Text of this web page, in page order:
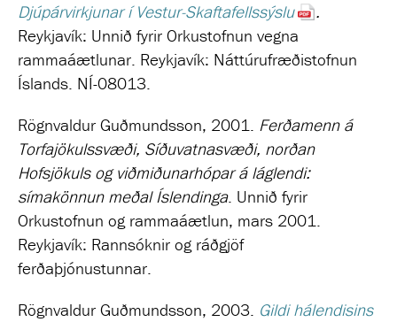
Djúpárvirkjunar í Vestur-Skaftafellssýslu
.
Reykjavík: Unnið fyrir Orkustofnun vegna
rammaáætlunar. Reykjavík: Náttúrufræðistofnun
Íslands. NÍ-08013.
Rögnvaldur Guðmundsson, 2001. Ferðamenn á
Torfajökulssvæði, Síðuvatnasvæði, norðan
Hofsjökuls og viðmiðunarhópar á láglendi:
símakönnun meðal Íslendinga. Unnið fyrir
Orkustofnun og rammaáætlun, mars 2001.
Reykjavík: Rannsóknir og ráðgjöf
ferðaþjónustunnar.
Rögnvaldur Guðmundsson, 2003. Gildi hálendisins